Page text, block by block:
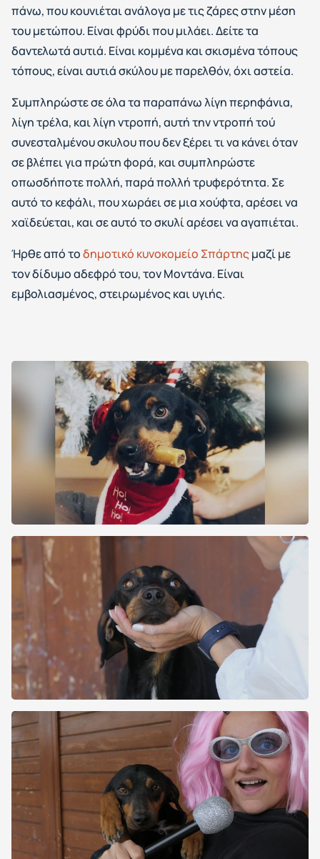
πάνω, που κουνιέται ανάλογα με τις ζάρες στην μέση
του μετώπου. Είναι φρύδι που μιλάει. Δείτε τα
δαντελωτά αυτιά. Είναι κομμένα και σκισμένα τόπους
τόπους, είναι αυτιά σκύλου με παρελθόν, όχι αστεία.
Συμπληρώστε σε όλα τα παραπάνω λίγη περηφάνια,
λίγη τρέλα, και λίγη ντροπή, αυτή την ντροπή τού
συνεσταλμένου σκυλου που δεν ξέρει τι να κάνει όταν
σε βλέπει για πρώτη φορά, και συμπληρώστε
οπωσδήποτε πολλή, παρά πολλή τρυφερότητα. Σε
αυτό το κεφάλι, που χωράει σε μια χούφτα, αρέσει να
χαϊδεύεται, και σε αυτό το σκυλί αρέσει να αγαπιέται.
Ήρθε από τοδημοτικό κυνοκομείο Σπάρτηςμαζί με
τον δίδυμο αδεφρό του, τον Μοντάνα. Είναι
εμβολιασμένος, στειρωμένος και υγιής.